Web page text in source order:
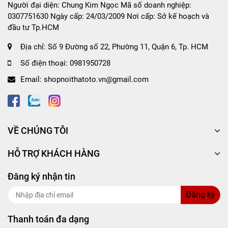
chuyên nghiệp.
Người đại diện: Chung Kim Ngọc Mã số doanh nghiệp:
0307751630 Ngày cấp: 24/03/2009 Nơi cấp: Sở kế hoạch và
đầu tư Tp.HCM
Địa chỉ: Số 9 Đường số 22, Phường 11, Quận 6, Tp. HCM
Số điện thoại: 0981950728
Email: shopnoithatoto.vn@gmail.com
VỀ CHÚNG TÔI
HỖ TRỢ KHÁCH HÀNG
Đăng ký nhận tin
Đăng ký
Thanh toán đa dạng